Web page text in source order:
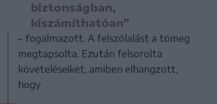
biztonságban,
kiszámíthatóan”
– fogalmazott. A felszólalást a tömeg
megtapsolta. Ezután felsorolta
követeléseiket, amiben elhangzott,
hogy